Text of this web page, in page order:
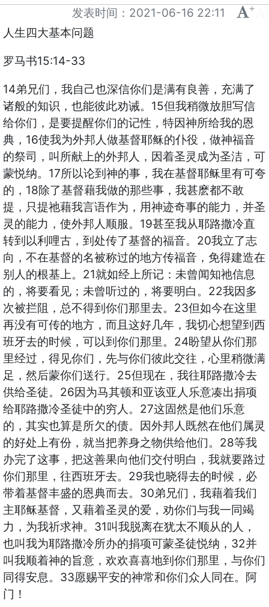
发表时间： 2021-06-16 22:11 +
人生四大基本问题
罗马书15:14-33
14弟兄们，我自己也深信你们是满有良善，充满了
诸般的知识，也能彼此劝诫。15但我稍微放胆写信
给你们，是要提醒你们的记性，特因神所给我的恩
典，16使我为外邦人做基督耶稣的仆役，做神福音
的祭司，叫所献上的外邦人，因着圣灵成为圣洁，可
蒙悦纳。17所以论到神的事，我在基督耶稣里有可夸
的，18除了基督藉我做的那些事，我甚麽都不敢
提，只提祂藉我言语作为，用神迹奇事的能力，并圣
灵的能力，使外邦人顺服。19甚至我从耶路撒冷直
转到以利哩古，到处传了基督的福音。20我立了志
向，不在基督的名被称过的地方传福音，免得建造在
别人的根基上。21就如经上所记：未曾闻知祂信息
的，将要看见；未曾听过的，将要明白。22我因多
次被拦阻，总不得到你们那里去。23但如今在这里
再没有可传的地方，而且这好几年，我切心想望到西
班牙去的时候，可以到你们那里。24盼望从你们那
里经过，得见你们，先与你们彼此交往，心里稍微满
足，然后蒙你们送行。25但现在，我往耶路撒冷去
供给圣徒。26因为马其顿和亚该亚人乐意凑出捐项
给耶路撒冷圣徒中的穷人。27这固然是他们乐意
的，其实也算是所欠的债。因外邦人既然在他们属灵
的好处上有份，就当把养身之物供给他们。28等我
办完了这事，把这善果向他们交付明白，我就要路过
你们那里，往西班牙去。29我也晓得去的时候，必
带着基督丰盛的恩典而去。30弟兄们，我藉着我们
主耶稣基督，又藉着圣灵的爱，劝你们与我一同竭
力，为我祈求神。31叫我脱离在犹太不顺从的人，
也叫我为耶路撒冷所办的捐项可蒙圣徒悦纳，32并
叫我顺着神的旨意，欢欢喜喜地到你们那里，与你们
同得安息。33愿赐平安的神常和你们众人同在。阿
门！